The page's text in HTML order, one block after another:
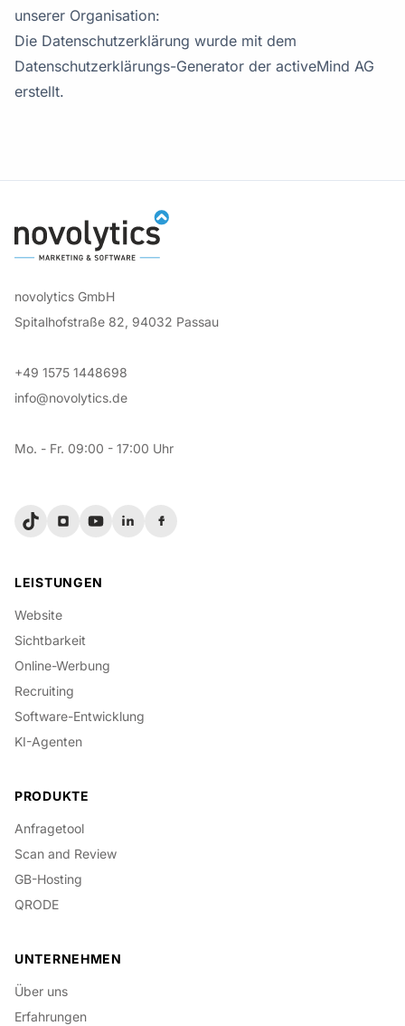
unserer Organisation:
Die Datenschutzerklärung wurde mit dem
Datenschutzerklärungs-Generator der activeMind AG
erstellt.
novolytics GmbH
Spitalhofstraße 82, 94032 Passau
+49 1575 1448698
info@novolytics.de
Mo. - Fr. 09:00 - 17:00 Uhr
LEISTUNGEN
Website
Sichtbarkeit
Online-Werbung
Recruiting
Software-Entwicklung
KI-Agenten
PRODUKTE
Anfragetool
Scan and Review
GB-Hosting
QRODE
UNTERNEHMEN
Über uns
Erfahrungen